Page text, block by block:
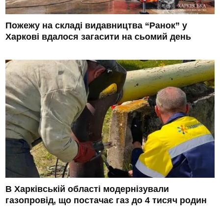
Пожежу на складі видавництва “Ранок” у
Харкові вдалося загасити на сьомий день
В Харківській області модернізували
газопровід, що постачає газ до 4 тисяч родин